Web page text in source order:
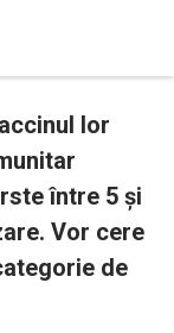
lor
între 5 și
Vor cere
de